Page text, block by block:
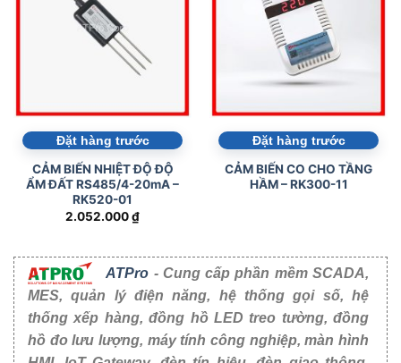
Đặt hàng trước
CẢM BIẾN NHIỆT ĐỘ ĐỘ
ẨM ĐẤT RS485/4-20mA –
RK520-01
2.052.000₫
Đặt hàng trước
CẢM BIẾN CO CHO TẦNG
HẦM – RK300-11
ATPro - Cung cấp phần mềm SCADA,
MES, quản lý điện năng, hệ thống gọi số, hệ
thống xếp hàng, đồng hồ LED treo tường, đồng
hồ đo lưu lượng, máy tính công nghiệp, màn hình